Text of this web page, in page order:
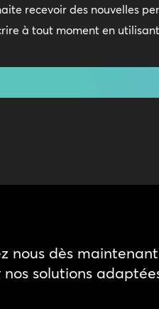
recevoir des nouvelles
à tout moment en
nous dès
nos solutions